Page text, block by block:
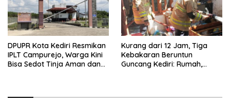
DPUPR Kota Kediri Resmikan
IPLT Campurejo, Warga Kini
Bisa Sedot Tinja Aman dan
Kurang dari 12 Jam, Tiga
Kebakaran Beruntun
Guncang Kediri: Rumah,